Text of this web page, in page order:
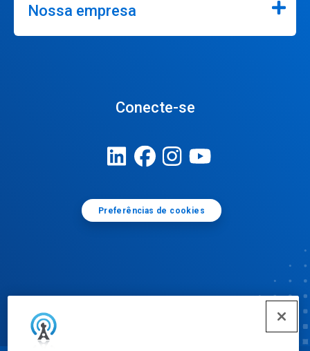
Nossa empresa
Conecte-se
Preferências de cookies